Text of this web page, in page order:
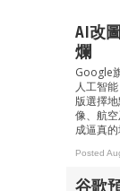
AI改
爛
Google
人工智
版選擇
像、航
成逼真的
Posted
谷歌